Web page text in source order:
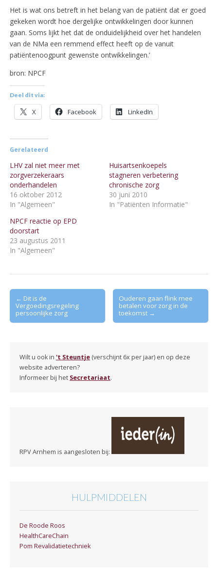
Het is wat ons betreft in het belang van de patiënt dat er goed
gekeken wordt hoe dergelijke ontwikkelingen door kunnen
gaan. Soms lijkt het dat de onduidelijkheid over het handelen
van de NMa een remmend effect heeft op de vanuit
patiëntenoogpunt gewenste ontwikkelingen.’
bron: NPCF
Deel dit via:
X Facebook LinkedIn
Gerelateerd
LHV zal niet meer met
zorgverzekeraars
onderhandelen
16 oktober 2012
In "Algemeen"
Huisartsenkoepels
stagneren verbetering
chronische zorg
30 juni 2010
In "Patiënten Informatie"
NPCF reactie op EPD
doorstart
23 augustus 2011
In "Algemeen"
Post
navigation
← Dit is de
Vergoedingsregeling
persoonlijke zorg
Ouderen gaan flink mee
betalen voor zorg in de
toekomst →
Wilt u ook in 't Steuntje (verschijnt 6x per jaar) en op deze
website adverteren?
Informeer bij het Secretariaat.
RPV Arnhem is aangesloten bij:
HULPMIDDELEN
De Roode Roos
HealthCareChain
Pom Revalidatietechniek